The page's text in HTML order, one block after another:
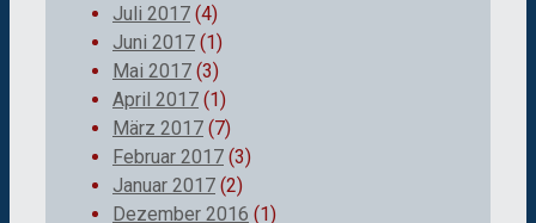
Juli 2017 (4)
Juni 2017 (1)
Mai 2017 (3)
April 2017 (1)
März 2017 (7)
Februar 2017 (3)
Januar 2017 (2)
Dezember 2016 (1)